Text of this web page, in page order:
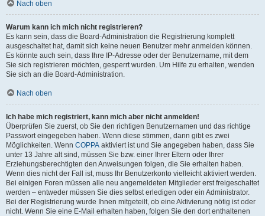
Nach oben
Warum kann ich mich nicht registrieren?
Es kann sein, dass die Board-Administration die Registrierung komplett
ausgeschaltet hat, damit sich keine neuen Benutzer mehr anmelden können.
Es könnte auch sein, dass Ihre IP-Adresse oder der Benutzername, mit dem
Sie sich registrieren möchten, gesperrt wurden. Um Hilfe zu erhalten, wenden
Sie sich an die Board-Administration.
Nach oben
Ich habe mich registriert, kann mich aber nicht anmelden!
Überprüfen Sie zuerst, ob Sie den richtigen Benutzernamen und das richtige
Passwort eingegeben haben. Wenn diese stimmen, dann gibt es zwei
Möglichkeiten. Wenn COPPA aktiviert ist und Sie angegeben haben, dass Sie
unter 13 Jahre alt sind, müssen Sie bzw. einer Ihrer Eltern oder Ihrer
Erziehungsberechtigten den Anweisungen folgen, die Sie erhalten haben.
Wenn dies nicht der Fall ist, muss Ihr Benutzerkonto vielleicht aktiviert werden.
Bei einigen Foren müssen alle neu angemeldeten Mitglieder erst freigeschaltet
werden – entweder müssen Sie dies selbst erledigen oder ein Administrator.
Bei der Registrierung wurde Ihnen mitgeteilt, ob eine Aktivierung nötig ist oder
nicht. Wenn Sie eine E-Mail erhalten haben, folgen Sie den dort enthaltenen